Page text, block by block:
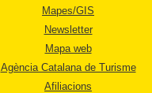
Mapes/GIS
Newsletter
Mapa web
Agència Catalana de Turisme
Afiliacions